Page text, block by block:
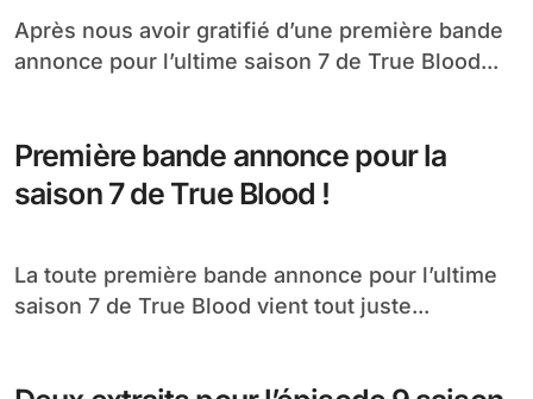
Après nous avoir gratifié d’une première bande
annonce pour l’ultime saison 7 de True Blood...
Première bande annonce pour la
saison 7 de True Blood !
La toute première bande annonce pour l’ultime
saison 7 de True Blood vient tout juste...